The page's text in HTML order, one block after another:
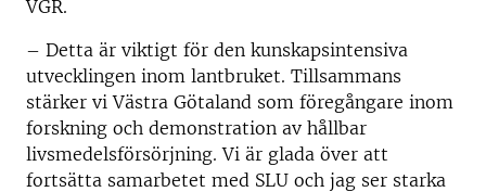
VGR.
– Detta är viktigt för den kunskapsintensiva
utvecklingen inom lantbruket. Tillsammans
stärker vi Västra Götaland som föregångare inom
forskning och demonstration av hållbar
livsmedelsförsörjning. Vi är glada över att
fortsätta samarbetet med SLU och jag ser starka